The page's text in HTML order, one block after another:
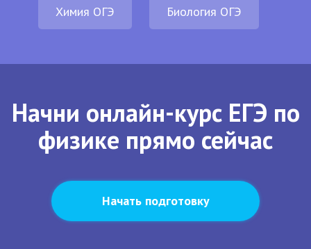
Химия ОГЭ Биология ОГЭ
Начни онлайн-курс ЕГЭ по
физике прямо сейчас
Начать подготовку